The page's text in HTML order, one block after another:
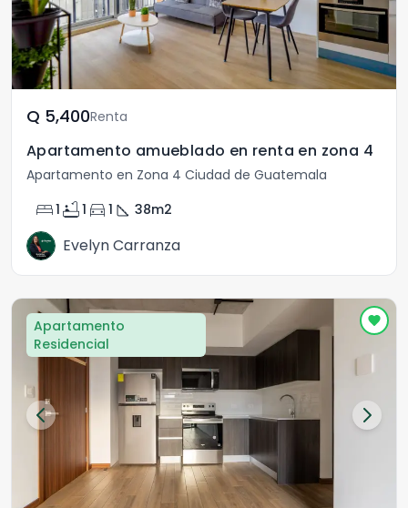
Q	5,400Renta
Apartamento amueblado en renta en zona 4
Apartamento en Zona 4 Ciudad de Guatemala
bed1 bathtub1 directions_car 1 square_foot 38m2
Evelyn Carranza
Apartamento
Residencial